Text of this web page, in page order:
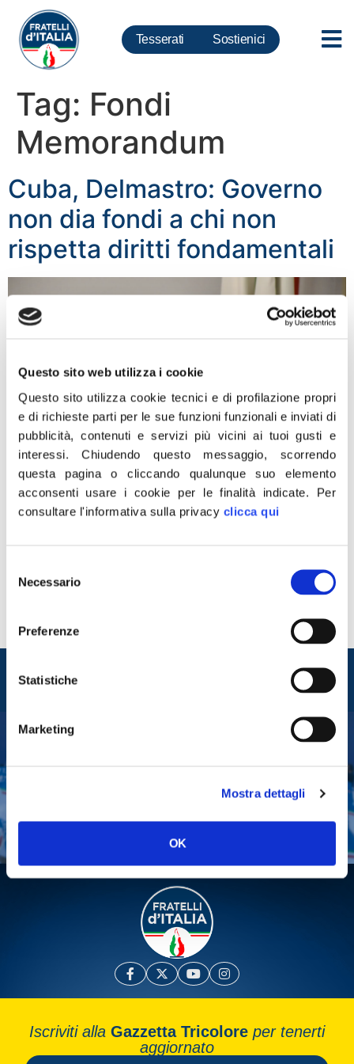
Questo sito web utilizza i cookie
Questo sito utilizza cookie tecnici e di profilazione propri
e di richieste parti per le sue funzioni funzionali e inviati di
pubblicità, contenuti e servizi più vicini ai tuoi gusti e
interessi.Chiudendo questo messaggio, scorrendo
questa pagina o cliccando qualunque suo elemento
acconsenti usare i cookie per le finalità indicate. Per
consultare l'informativa sulla privacy clicca qui
delNecessario
Preferenze
Statistiche
Marketing
Mostra dettagli
OK
Tesserati Sostienici
Tag: Fondi
Memorandum
Cuba, Delmastro: Governo
non dia fondi a chi non
rispetta diritti fondamentali
“Le pesanti condanne inflitte per reati di sedizione a 20
luglio 2021, sono contrarie ai fondamentali diritti di
espressione e di libero pensiero e smentiscono
un’intervista rilasciata il 20 gennaio […]
Fai una donazione
Iscriviti alla Gazzetta Tricolore per tenerti
aggiornato